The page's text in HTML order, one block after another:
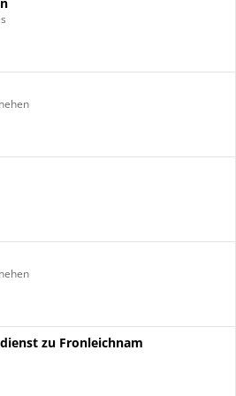
zu Fronleichnam